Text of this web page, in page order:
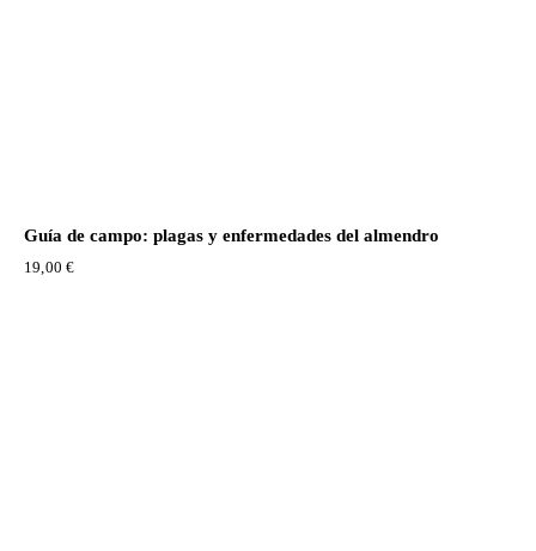
Guía de campo: plagas y enfermedades del almendro
19,00€